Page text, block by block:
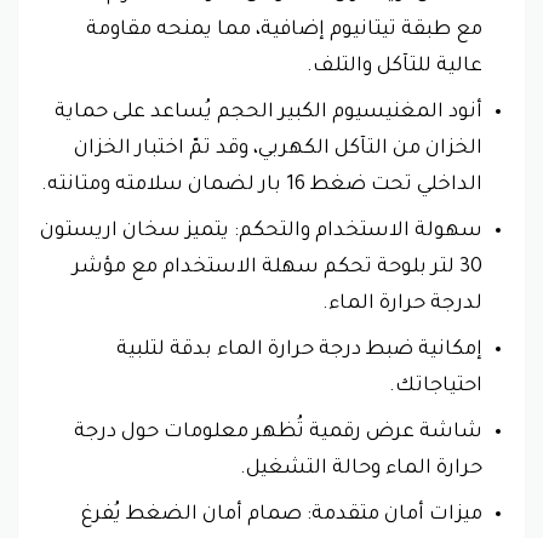
مع طبقة تيتانيوم إضافية، مما يمنحه مقاومة
عالية للتآكل والتلف.
أنود المغنيسيوم الكبير الحجم يُساعد على حماية
الخزان من التآكل الكهربي، وقد تمّ اختبار الخزان
الداخلي تحت ضغط 16 بار لضمان سلامته ومتانته.
سهولة الاستخدام والتحكم: يتميز سخان اريستون
30 لتر بلوحة تحكم سهلة الاستخدام مع مؤشر
لدرجة حرارة الماء.
إمكانية ضبط درجة حرارة الماء بدقة لتلبية
احتياجاتك.
شاشة عرض رقمية تُظهر معلومات حول درجة
حرارة الماء وحالة التشغيل.
ميزات أمان متقدمة: صمام أمان الضغط يُفرغ